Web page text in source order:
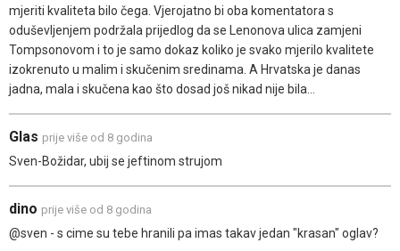
mjeriti kvaliteta bilo čega. Vjerojatno bi oba komentatora s
oduševljenjem podržala prijedlog da se Lenonova ulica zamjeni
Tompsonovom i to je samo dokaz koliko je svako mjerilo kvalitete
izokrenuto u malim i skučenim sredinama. A Hrvatska je danas
jadna, mala i skučena kao što dosad još nikad nije bila...
Glas prije više od 8 godina
Sven-Božidar, ubij se jeftinom strujom
dino prije više od 8 godina
@sven - s cime su tebe hranili pa imas takav jedan "krasan" oglav?